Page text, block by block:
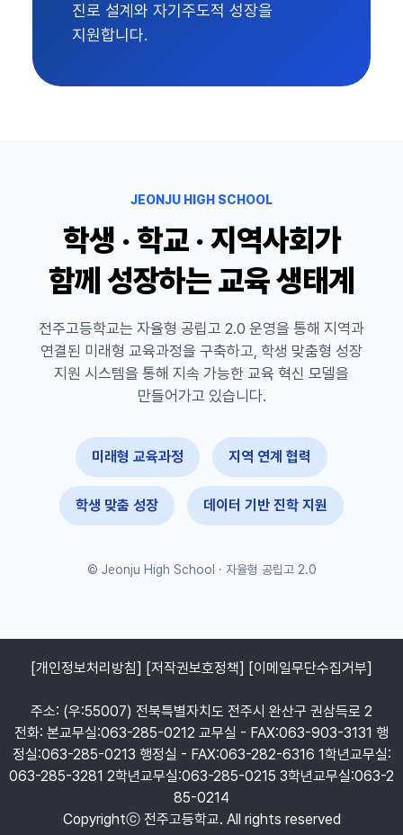
진로 설계와 자기주도적 성장을
지원합니다.
JEONJU HIGH SCHOOL
학생 · 학교 · 지역사회가
함께 성장하는 교육 생태계
전주고등학교는 자율형 공립고 2.0 운영을 통해 지역과
연결된 미래형 교육과정을 구축하고, 학생 맞춤형 성장
지원 시스템을 통해 지속 가능한 교육 혁신 모델을
만들어가고 있습니다.
미래형 교육과정 지역 연계 협력
학생 맞춤 성장 데이터 기반 진학 지원
© Jeonju High School · 자율형 공립고 2.0
[개인정보처리방침] [저작권보호정책] [이메일무단수집거부]
주소: (우:55007) 전북특별자치도 전주시 완산구 권삼득로 2
전화: 본교무실:063-285-0212 교무실 - FAX:063-903-3131 행
정실:063-285-0213 행정실 - FAX:063-282-6316 1학년교무실:
063-285-3281 2학년교무실:063-285-0215 3학년교무실:063-2
85-0214
Copyrightⓒ 전주고등학교. All rights reserved